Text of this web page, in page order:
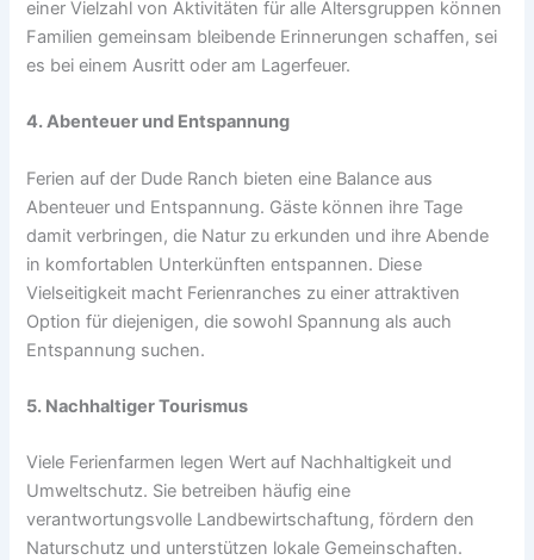
einer Vielzahl von Aktivitäten für alle Altersgruppen können
Familien gemeinsam bleibende Erinnerungen schaffen, sei
es bei einem Ausritt oder am Lagerfeuer.
4. Abenteuer und Entspannung
Ferien auf der Dude Ranch bieten eine Balance aus
Abenteuer und Entspannung. Gäste können ihre Tage
damit verbringen, die Natur zu erkunden und ihre Abende
in komfortablen Unterkünften entspannen. Diese
Vielseitigkeit macht Ferienranches zu einer attraktiven
Option für diejenigen, die sowohl Spannung als auch
Entspannung suchen.
5. Nachhaltiger Tourismus
Viele Ferienfarmen legen Wert auf Nachhaltigkeit und
Umweltschutz. Sie betreiben häufig eine
verantwortungsvolle Landbewirtschaftung, fördern den
Naturschutz und unterstützen lokale Gemeinschaften.